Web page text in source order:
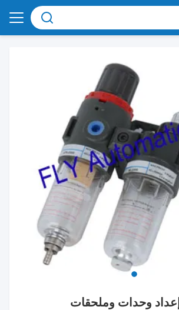
الهواء Airtac إعداد وحدات وملحقات